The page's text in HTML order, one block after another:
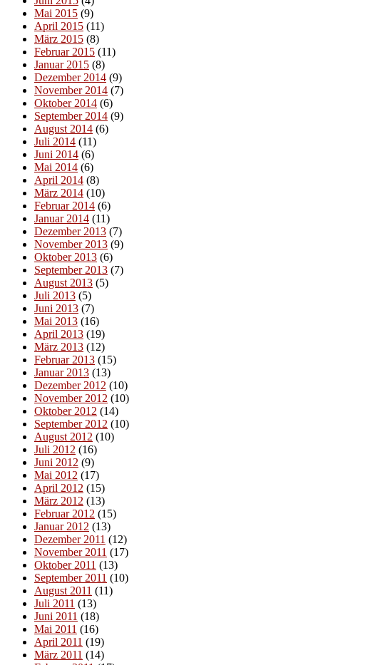
Mai 2015 (9)
April 2015 (11)
März 2015 (8)
Februar 2015 (11)
Januar 2015 (8)
Dezember 2014 (9)
November 2014 (7)
Oktober 2014 (6)
September 2014 (9)
August 2014 (6)
Juli 2014 (11)
Juni 2014 (6)
Mai 2014 (6)
April 2014 (8)
März 2014 (10)
Februar 2014 (6)
Januar 2014 (11)
Dezember 2013 (7)
November 2013 (9)
Oktober 2013 (6)
September 2013 (7)
August 2013 (5)
Juli 2013 (5)
Juni 2013 (7)
Mai 2013 (16)
April 2013 (19)
März 2013 (12)
Februar 2013 (15)
Januar 2013 (13)
Dezember 2012 (10)
November 2012 (10)
Oktober 2012 (14)
September 2012 (10)
August 2012 (10)
Juli 2012 (16)
Juni 2012 (9)
Mai 2012 (17)
April 2012 (15)
März 2012 (13)
Februar 2012 (15)
Januar 2012 (13)
Dezember 2011 (12)
November 2011 (17)
Oktober 2011 (13)
September 2011 (10)
August 2011 (11)
Juli 2011 (13)
Juni 2011 (18)
Mai 2011 (16)
April 2011 (19)
März 2011 (14)